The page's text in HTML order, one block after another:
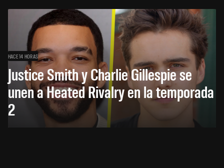
HACE 14 HORAS
Justice Smith y Charlie Gillespie se
unen a Heated Rivalry en la temporada
2